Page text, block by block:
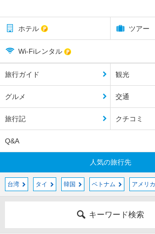
ホテル ツアー
Wi-Fiレンタル
旅行ガイド 観光
グルメ 交通
旅行記 クチコミ
Q&A
人気の旅行先
台湾 タイ 韓国 ベトナム アメリカ
キーワード検索